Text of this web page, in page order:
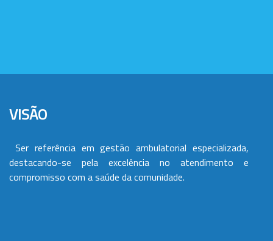
VISÃO
Ser referência em gestão ambulatorial especializada,
destacando-se pela excelência no atendimento e
compromisso com a saúde da comunidade.